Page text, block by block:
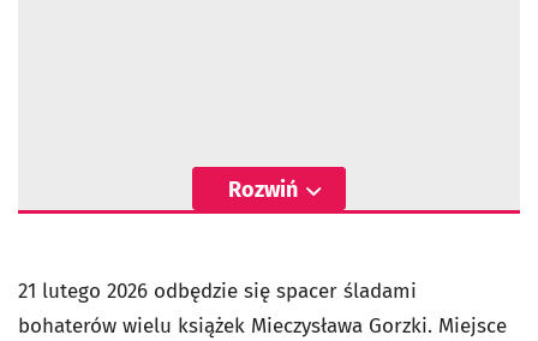
Rozwiń
21 lutego 2026 odbędzie się spacer śladami
bohaterów wielu książek Mieczysława Gorzki. Miejsce